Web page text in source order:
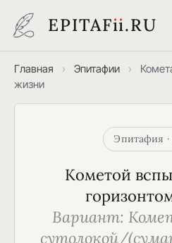
EPITAFii.RU
Главная › Эпитафии ›
жизни
Эпитафия
Кометой
Вариант:
сутолокой/